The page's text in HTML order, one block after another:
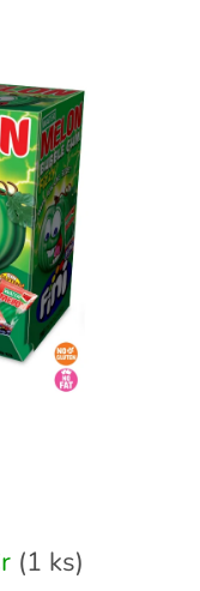
(1 ks)